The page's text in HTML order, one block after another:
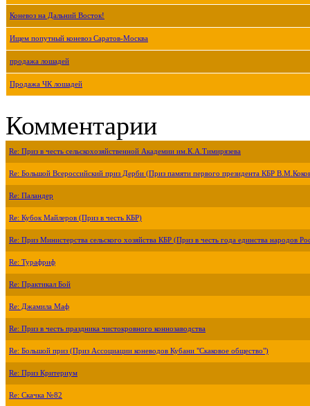
Коневоз на Дальний Восток!
Ищем попутный коневоз Саратов-Москва
продажа лошадей
Продажа ЧК лошадей
Комментарии
Re: Приз в честь сельскохозяйственной Академии им.К.А.Тимирязева
Re: Большой Всероссийский приз Дерби (Приз памяти первого президента КБР
Re: Паландер
Re: Кубок Майлеров (Приз в честь КБР)
Re: Приз Министерства сельского хозяйства КБР (Приз в честь года единства народов
Re: Турафриф
Re: Практикал Бой
Re: Джамила Маф
Re: Приз в честь праздника чистокровного коннозаводства
Re: Большой приз (Приз Ассоциации коневодов Кубани "Скаковое общество")
Re: Приз Критериум
Re: Скачка №82